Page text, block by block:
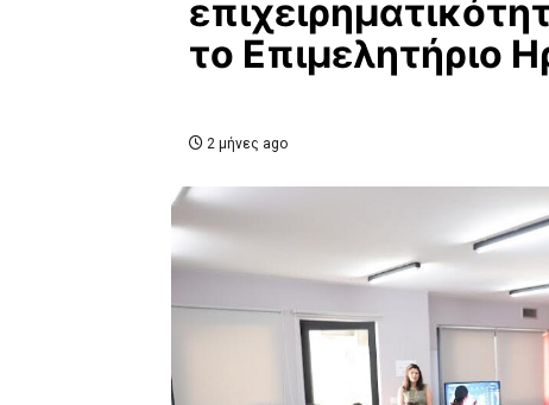
το Επιμελητήριο
2 μήνες ago